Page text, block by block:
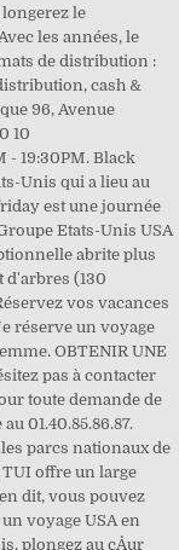
le
les années, le
de distribution :
cash &
96, Avenue
10
19:30PM. Black
Unis qui a lieu au
est une journée
Etats-Unis USA
abrite plus
d'arbres (130
vos vacances
réserve un voyage
OBTENIR UNE
pas à contacter
toute demande de
01.40.85.86.87.
les parcs nationaux de
offre un large
dit, vous pouvez
voyage USA en
plongez au cÅur